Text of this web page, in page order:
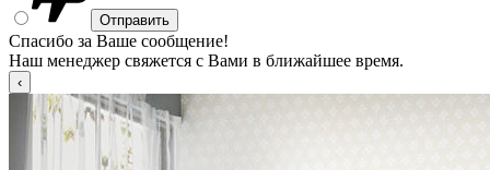
Спасибо за Ваше сообщение!
Наш менеджер свяжется с Вами в ближайшее время.